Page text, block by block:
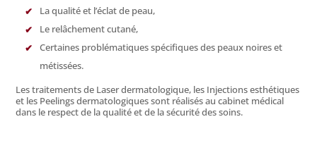
La qualité et l’éclat de peau,
Le relâchement cutané,
Certaines problématiques spécifiques des peaux noires et
métissées.
Les traitements de Laser dermatologique, les Injections esthétiques
et les Peelings dermatologiques sont réalisés au cabinet médical
dans le respect de la qualité et de la sécurité des soins.